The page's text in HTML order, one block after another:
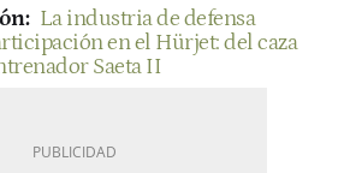
La industria de defensa
en el Hürjet: del caza
Saeta II